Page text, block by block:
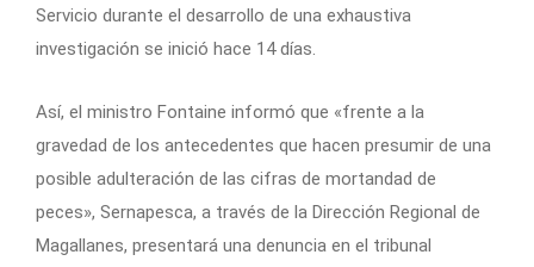
Servicio durante el desarrollo de una exhaustiva
investigación se inició hace 14 días.
Así, el ministro Fontaine informó que «frente a la
gravedad de los antecedentes que hacen presumir de una
posible adulteración de las cifras de mortandad de
peces», Sernapesca, a través de la Dirección Regional de
Magallanes, presentará una denuncia en el tribunal